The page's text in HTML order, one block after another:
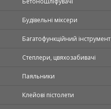
Будівельні міксери
Багатофункційний інструмент
Степлери, цвяхозабивачі
Паяльники
Клейові пістолети